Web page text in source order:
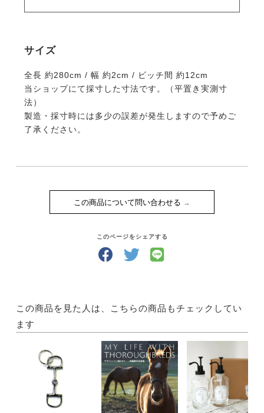
サイズ
全長 約280cm / 幅 約2cm / ビッチ間 約12cm
当ショップにて採寸した寸法です。（平置き実測寸
法）
製造・採寸時には多少の誤差が発生しますので予めご
了承ください。
この商品について問い合わせる
このページをシェアする
この商品を見た人は、こちらの商品もチェックしてい
ます